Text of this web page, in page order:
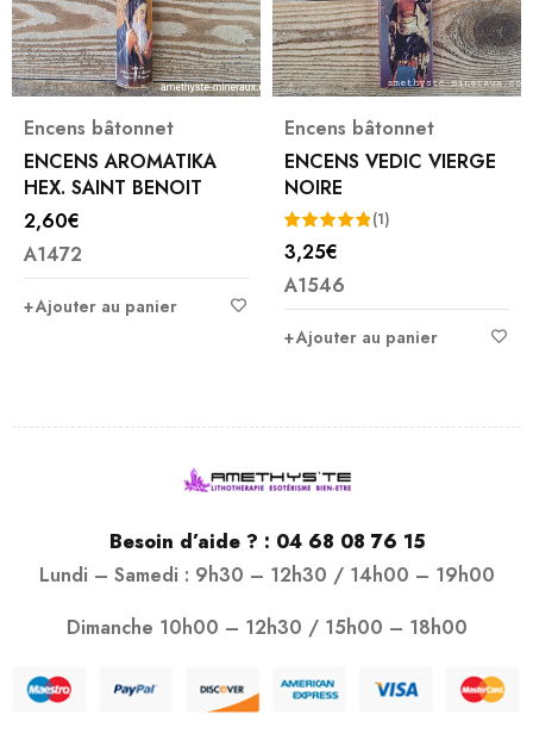
Encens bâtonnet
ENCENS AROMATIKA
HEX. SAINT BENOIT
2,60€
A1472
Ajouter au panier
Encens bâtonnet
ENCENS VEDIC VIERGE
NOIRE
Note5.00
sur 5
(1)
3,25€
A1546
Ajouter au panier
Besoin d’aide ? : 04 68 08 76 15
Lundi – Samedi : 9h30 – 12h30 / 14h00 – 19h00
Dimanche 10h00 – 12h30 / 15h00 – 18h00